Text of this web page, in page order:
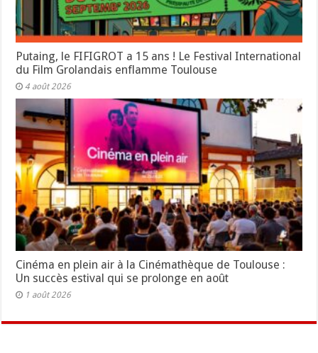
Putaing, le FIFIGROT a 15 ans ! Le Festival International
du Film Grolandais enflamme Toulouse
4 août 2026
Cinéma en plein air à la Cinémathèque de Toulouse :
Un succès estival qui se prolonge en août
1 août 2026